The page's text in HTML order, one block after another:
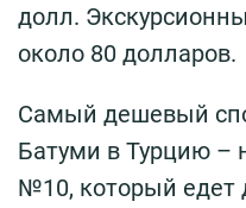
долл.
около 80 долларов.
Самый дешевый
Батуми в Турцию –
№10, который едет